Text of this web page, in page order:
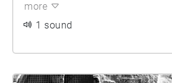
more
1 sound